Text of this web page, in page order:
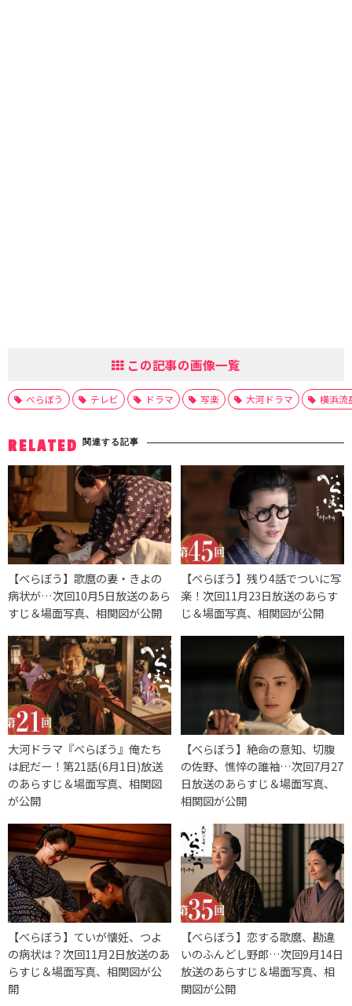
この記事の画像一覧
べらぼう テレビ ドラマ 写楽 大河ドラマ 横浜流
RELATED 関連する記事
【べらぼう】歌麿の妻・きよの
病状が…次回10月5日放送のあら
すじ＆場面写真、相関図が公開
【べらぼう】残り4話でついに写
楽！次回11月23日放送のあらす
じ＆場面写真、相関図が公開
大河ドラマ『べらぼう』俺たち
は屁だー！第21話(6月1日)放送
のあらすじ＆場面写真、相関図
が公開
【べらぼう】絶命の意知、切腹
の佐野、憔悴の誰袖…次回7月27
日放送のあらすじ＆場面写真、
相関図が公開
【べらぼう】ていが懐妊、つよ
の病状は？次回11月2日放送のあ
らすじ＆場面写真、相関図が公
開
【べらぼう】恋する歌麿、勘違
いのふんどし野郎…次回9月14日
放送のあらすじ＆場面写真、相
関図が公開